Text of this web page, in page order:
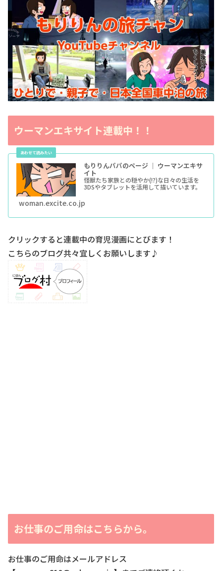
ウーマンエキサイト連載中！！
もりりんパパのページ ｜ ウーマンエキサ
イト
怪獣たち家族との穏やか(!?)な日々の生活を
3DSやタブレットを活用して描いています。
woman.excite.co.jp
クリックすると連載中の育児漫画にとびます！
こちらのブログ共々宜しくお願いします♪
お仕事のご用命はこちらから。
お仕事のご用命はメールアドレス